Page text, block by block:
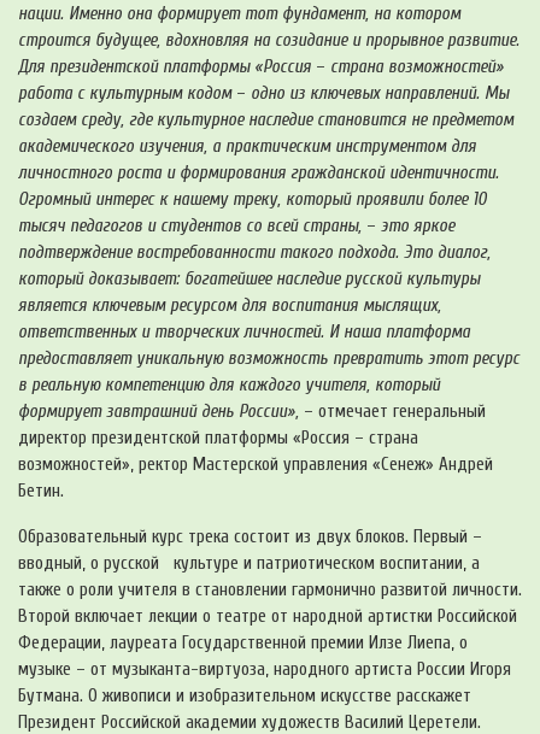
нации. Именно она формирует тот фундамент, на котором
строится будущее, вдохновляя на созидание и прорывное развитие.
Для президентской платформы «Россия – страна возможностей»
работа с культурным кодом – одно из ключевых направлений. Мы
создаем среду, где культурное наследие становится не предметом
академического изучения, а практическим инструментом для
личностного роста и формирования гражданской идентичности.
Огромный интерес к нашему треку, который проявили более 10
тысяч педагогов и студентов со всей страны, – это яркое
подтверждение востребованности такого подхода. Это диалог,
который доказывает: богатейшее наследие русской культуры
является ключевым ресурсом для воспитания мыслящих,
ответственных и творческих личностей. И наша платформа
предоставляет уникальную возможность превратить этот ресурс
в реальную компетенцию для каждого учителя, который
формирует завтрашний день России», – отмечает генеральный
директор президентской платформы «Россия – страна
возможностей», ректор Мастерской управления «Сенеж» Андрей
Бетин.
Образовательный курс трека состоит из двух блоков. Первый –
вводный, о русской культуре и патриотическом воспитании, а
также о роли учителя в становлении гармонично развитой личности.
Второй включает лекции о театре от народной артистки Российской
Федерации, лауреата Государственной премии Илзе Лиепа, о
музыке – от музыканта-виртуоза, народного артиста России Игоря
Бутмана. О живописи и изобразительном искусстве расскажет
Президент Российской академии художеств Василий Церетели.